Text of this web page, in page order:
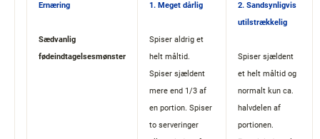
Ernæring
Sædvanlig
fødeindtagelsesmønster​
​1. Meget dårlig
Spiser aldrig et
helt måltid.
Spiser sjældent
mere end 1/3 af
en portion. Spiser
to serveringer
​2. Sandsynligvis
utilstrækkelig
Spiser sjældent
et helt måltid og
normalt kun ca.
halvdelen af
portionen.